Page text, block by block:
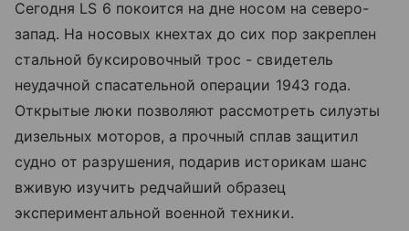
Сегодня LS 6 покоится на дне носом на северо-
запад. На носовых кнехтах до сих пор закреплен
стальной буксировочный трос - свидетель
неудачной спасательной операции 1943 года.
Открытые люки позволяют рассмотреть силуэты
дизельных моторов, а прочный сплав защитил
судно от разрушения, подарив историкам шанс
вживую изучить редчайший образец
экспериментальной военной техники.